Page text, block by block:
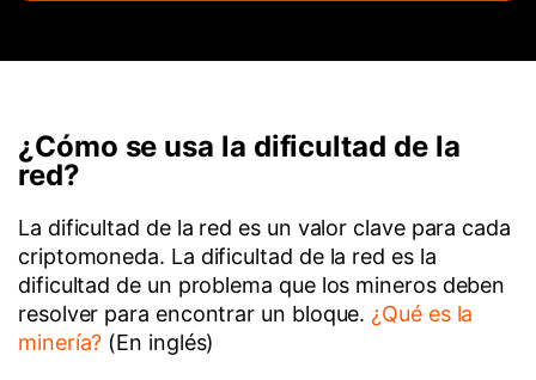
¿Cómo se usa la dificultad de la
red?
La dificultad de la red es un valor clave para cada
criptomoneda. La dificultad de la red es la
dificultad de un problema que los mineros deben
resolver para encontrar un bloque. ¿Qué es la
minería? (En inglés)